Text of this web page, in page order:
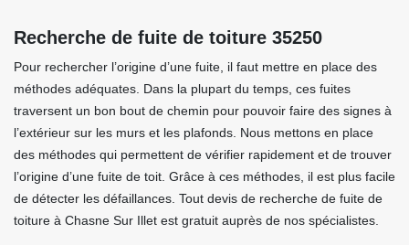
Recherche de fuite de toiture 35250
Pour rechercher l’origine d’une fuite, il faut mettre en place des
méthodes adéquates. Dans la plupart du temps, ces fuites
traversent un bon bout de chemin pour pouvoir faire des signes à
l’extérieur sur les murs et les plafonds. Nous mettons en place
des méthodes qui permettent de vérifier rapidement et de trouver
l’origine d’une fuite de toit. Grâce à ces méthodes, il est plus facile
de détecter les défaillances. Tout devis de recherche de fuite de
toiture à Chasne Sur Illet est gratuit auprès de nos spécialistes.